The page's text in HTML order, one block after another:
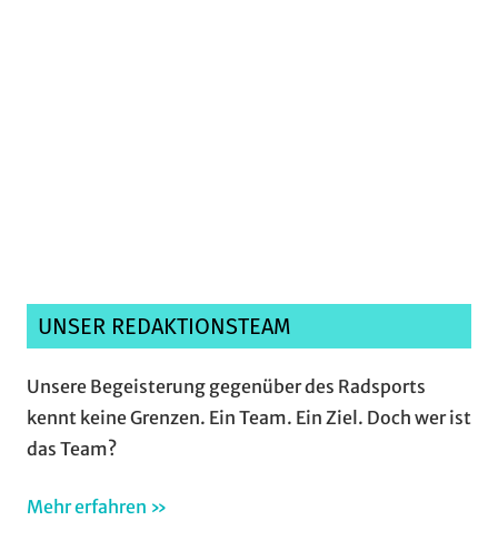
UNSER REDAKTIONSTEAM
Unsere Begeisterung gegenüber des Radsports
kennt keine Grenzen. Ein Team. Ein Ziel. Doch wer ist
das Team?
Mehr erfahren »